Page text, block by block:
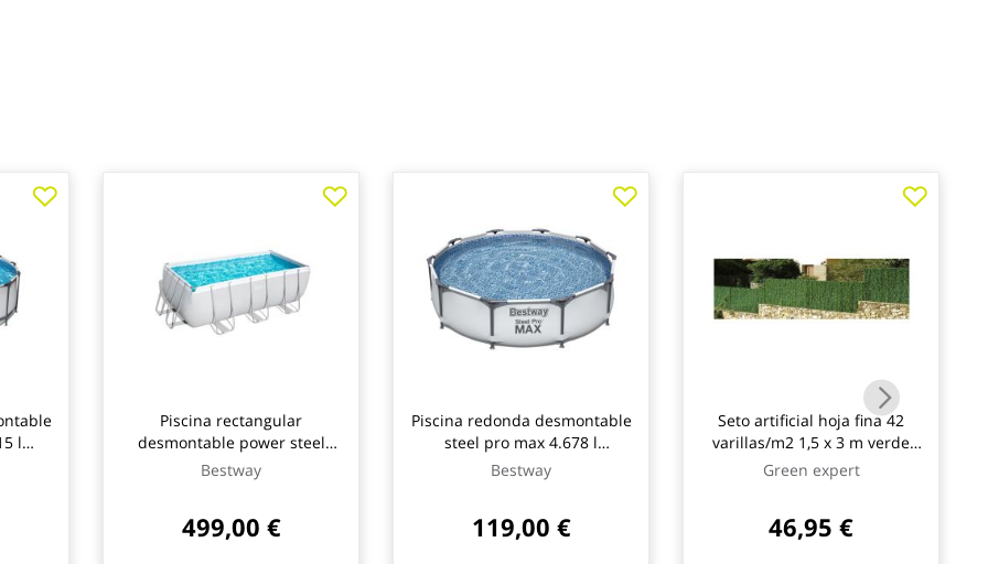
l
ii
Piscina rectangular
desmontable power steel
8.124 l depuradora cartucho
tipo ii 412x201x122cm
Bestway
499,00 €
Piscina redonda desmontable
steel pro max 4.678 l
depuradora cartucho tipo i
ø305x76cm bestway
Bestway
119,00 €
Seto artificial hoja fina 42
varillas/m2 1,5 x 3 m verde
natuur
Green expert
46,95 €